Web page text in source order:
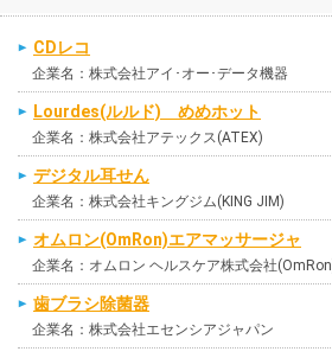
CDレコ
企業名：株式会社アイ･オー･データ機器
Lourdes(ルルド) めめホット
企業名：株式会社アテックス(ATEX)
デジタル耳せん
企業名：株式会社キングジム(KING JIM)
オムロン(OmRon)エアマッサージャ
企業名：オムロン ヘルスケア株式会社
歯ブラシ除菌器
企業名：株式会社エセンシアジャパン